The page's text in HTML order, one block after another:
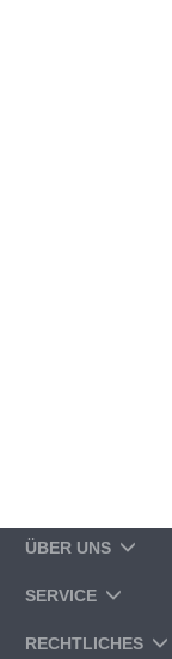
ÜBER UNS
SERVICE
RECHTLICHES